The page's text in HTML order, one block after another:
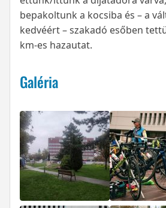
bepakoltunk a kocsiba és – a
kedvéért – szakadó esőben
km-es hazautat.
Galéria